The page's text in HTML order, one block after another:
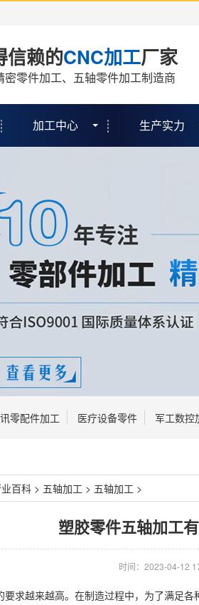
信赖的CNC加工厂家
密零件加工、五轴零件加工制造商
加工中心 生产实力
零配件加工 医疗设备零件 军工数控
百科 > 五轴加工 > 五轴加工 >
塑胶零件五轴加工‍
时间：2023-04-12
要求越来越高。在制造过程中，为了满足